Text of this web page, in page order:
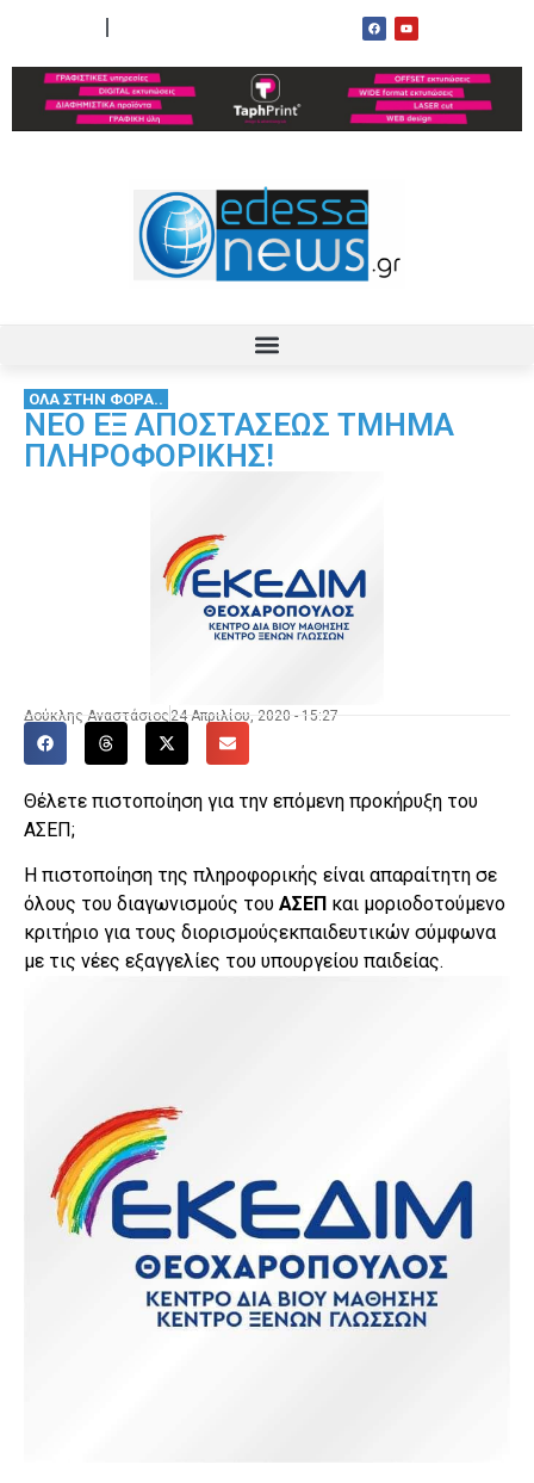
ΟΛΑ ΣΤΗΝ ΦΟΡΑ..
ΝΕΟ ΕΞ ΑΠΟΣΤΑΣΕΩΣ ΤΜΗΜΑ
ΠΛΗΡΟΦΟΡΙΚΗΣ!
Δούκλης Αναστάσιος 24 Απριλίου, 2020 - 15:27
Θέλετε πιστοποίηση για την επόμενη προκήρυξη του
ΑΣΕΠ;
Η πιστοποίηση της πληροφορικής είναι απαραίτητη σε
όλους του διαγωνισμούς του ΑΣΕΠ και μοριοδοτούμενο
κριτήριο για τους διορισμούςεκπαιδευτικών σύμφωνα
με τις νέες εξαγγελίες του υπουργείου παιδείας.